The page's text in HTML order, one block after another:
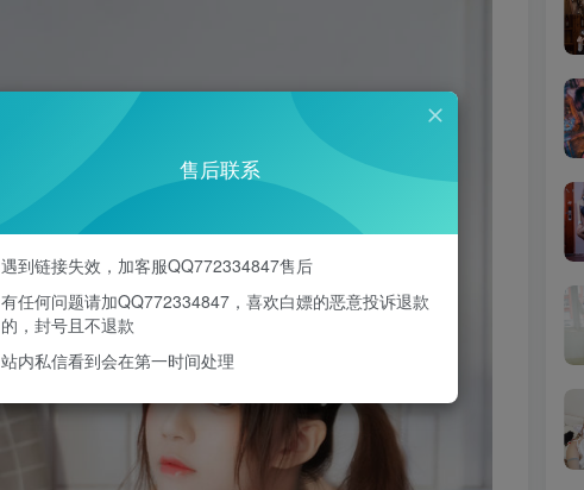
售后联系
遇到链接失效，加客服QQ772334847售后
有任何问题请加QQ772334847，喜欢白嫖的恶意投诉退款
的，封号且不退款
站内私信看到会在第一时间处理